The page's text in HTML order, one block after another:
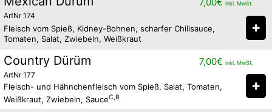
ArtNr 174
inkl. MwSt.
Fleisch vom Spieß, Kidney-Bohnen, scharfer Chilisauce,
Tomaten, Salat, Zwiebeln, Weißkraut
✚
Country Dürüm
ArtNr 177
7,00€ inkl. MwSt.
Fleisch- und Hähnchenfleisch vom Spieß, Salat, Tomaten,
Weißkraut, Zwiebeln, SauceC,B
✚